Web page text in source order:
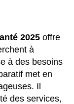
2025 offre
à
à des besoins
met en
Il
des services,